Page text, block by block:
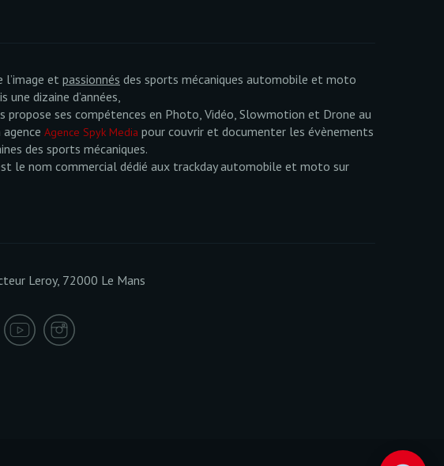
l’image et passionnés des sports mécaniques automobile et moto
une dizaine d’années,
propose ses compétences en Photo, Vidéo, Slowmotion et Drone au
Agence Spyk Media pour couvrir et documenter les évènements
des sports mécaniques.
le nom commercial dédié aux trackday automobile et moto sur
Leroy, 72000 Le Mans